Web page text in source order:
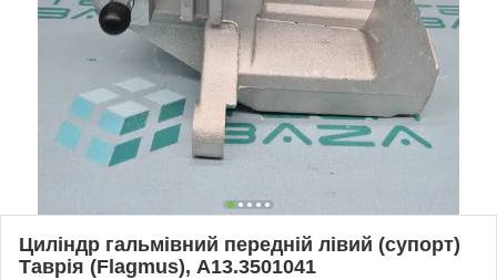
Циліндр гальмівний передній лівий (супорт)
Таврія (Flagmus), А13.3501041